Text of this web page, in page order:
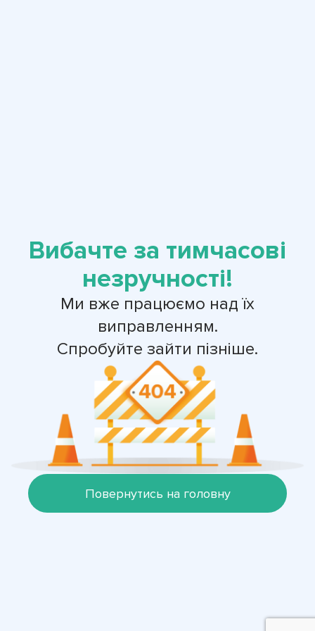
Вибачте за тимчасові
незручності!
Ми вже працюємо над їх
виправленням.
Спробуйте зайти пізніше.
Повернутись на головну